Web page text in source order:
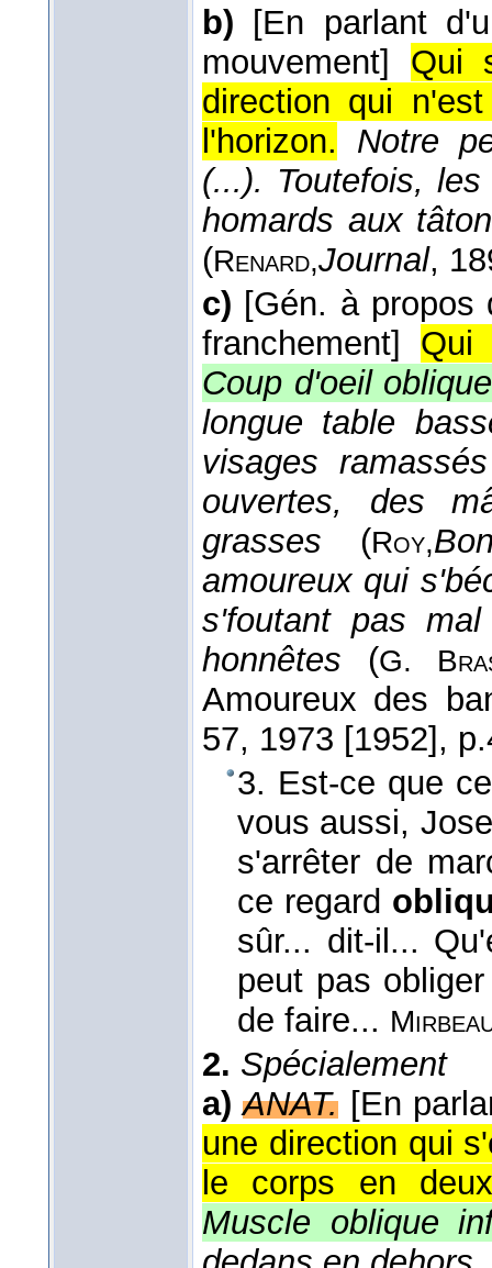
b)
[En parlant
mouvement]
Qui
direction qui
l'horizon.
Notre
(...). Toutefois,
homards aux
(Renard,Journal,
c) [Gén. à propos
franchement]
Qui
Coup d'oeil oblique
longue table
visages
ouvertes, des
grasses (Roy,
amoureux qui
s'foutant pas
honnêtes (G.
Amoureux des
57, 1973 [1952] ,
3. Est-ce que
vous aussi,
s'arrêter de
ce regard
sûr... dit-il...
peut pas
de faire...
2. Spécialement
a) ANAT. [En
une direction qui
le corps en
Muscle oblique